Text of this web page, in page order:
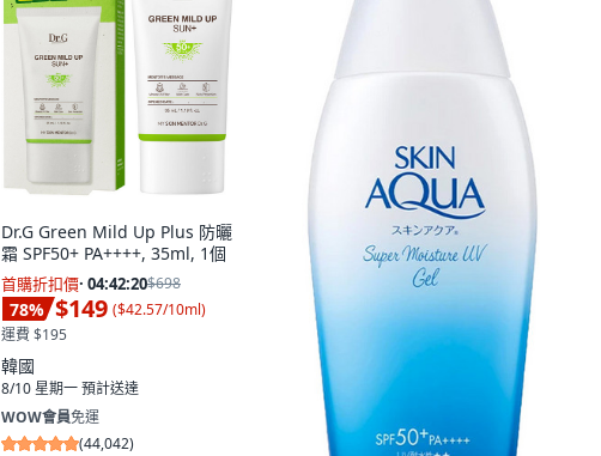
Dr.G Green Mild Up Plus 防曬
霜 SPF50+ PA++++, 35ml, 1個
首購折扣價· 04:42:19$698
78% $149 ($42.57/10ml)
運費 $195
韓國
8/10 星期一預計送達
WOW會員免運
(44,042)